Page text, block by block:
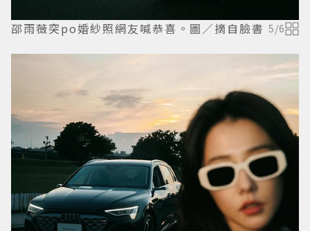
邵雨薇突po婚紗照網友喊恭喜。圖／摘自臉書 5/6